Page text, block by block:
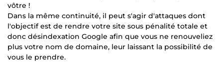
vôtre !
Dans la même continuité, il peut s'agir d'attaques dont
l'objectif est de rendre votre site sous pénalité totale et
donc désindexation Google afin que vous ne renouveliez
plus votre nom de domaine, leur laissant la possibilité de
vous le prendre.